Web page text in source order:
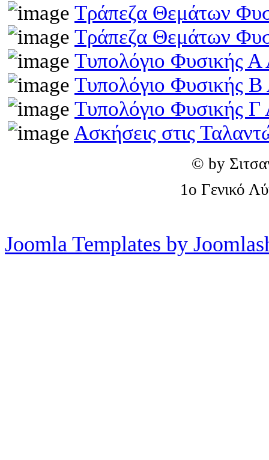
Τράπεζα Θεμάτων
Τράπεζα Θεμάτων
Τυπολόγιο Φυσικής Α
Τυπολόγιο Φυσικής Β
Τυπολόγιο Φυσικής Γ
Ασκήσεις στις
© by
1o Γενικό
Joomla Templates by